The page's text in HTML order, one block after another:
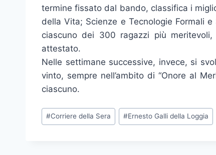
termine fissato dal bando, classifica i
della Vita; Scienze e Tecnologie Formali
ciascuno dei 300 ragazzi più
attestato.
Nelle settimane successive, invece, si
vinto, sempre nell’ambito di “Onore al
ciascuno.
Tag
articolo:
#Corriere della Sera #Ernesto Galli della Loggia